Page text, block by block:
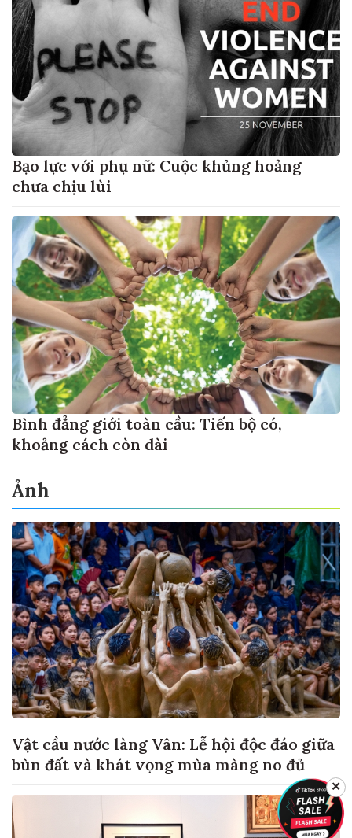
Bạo lực với phụ nữ: Cuộc khủng hoảng
chưa chịu lùi
Bình đẳng giới toàn cầu: Tiến bộ có,
khoảng cách còn dài
Ảnh
Vật cầu nước làng Vân: Lễ hội độc đáo giữa
bùn đất và khát vọng mùa màng no đủ
✕